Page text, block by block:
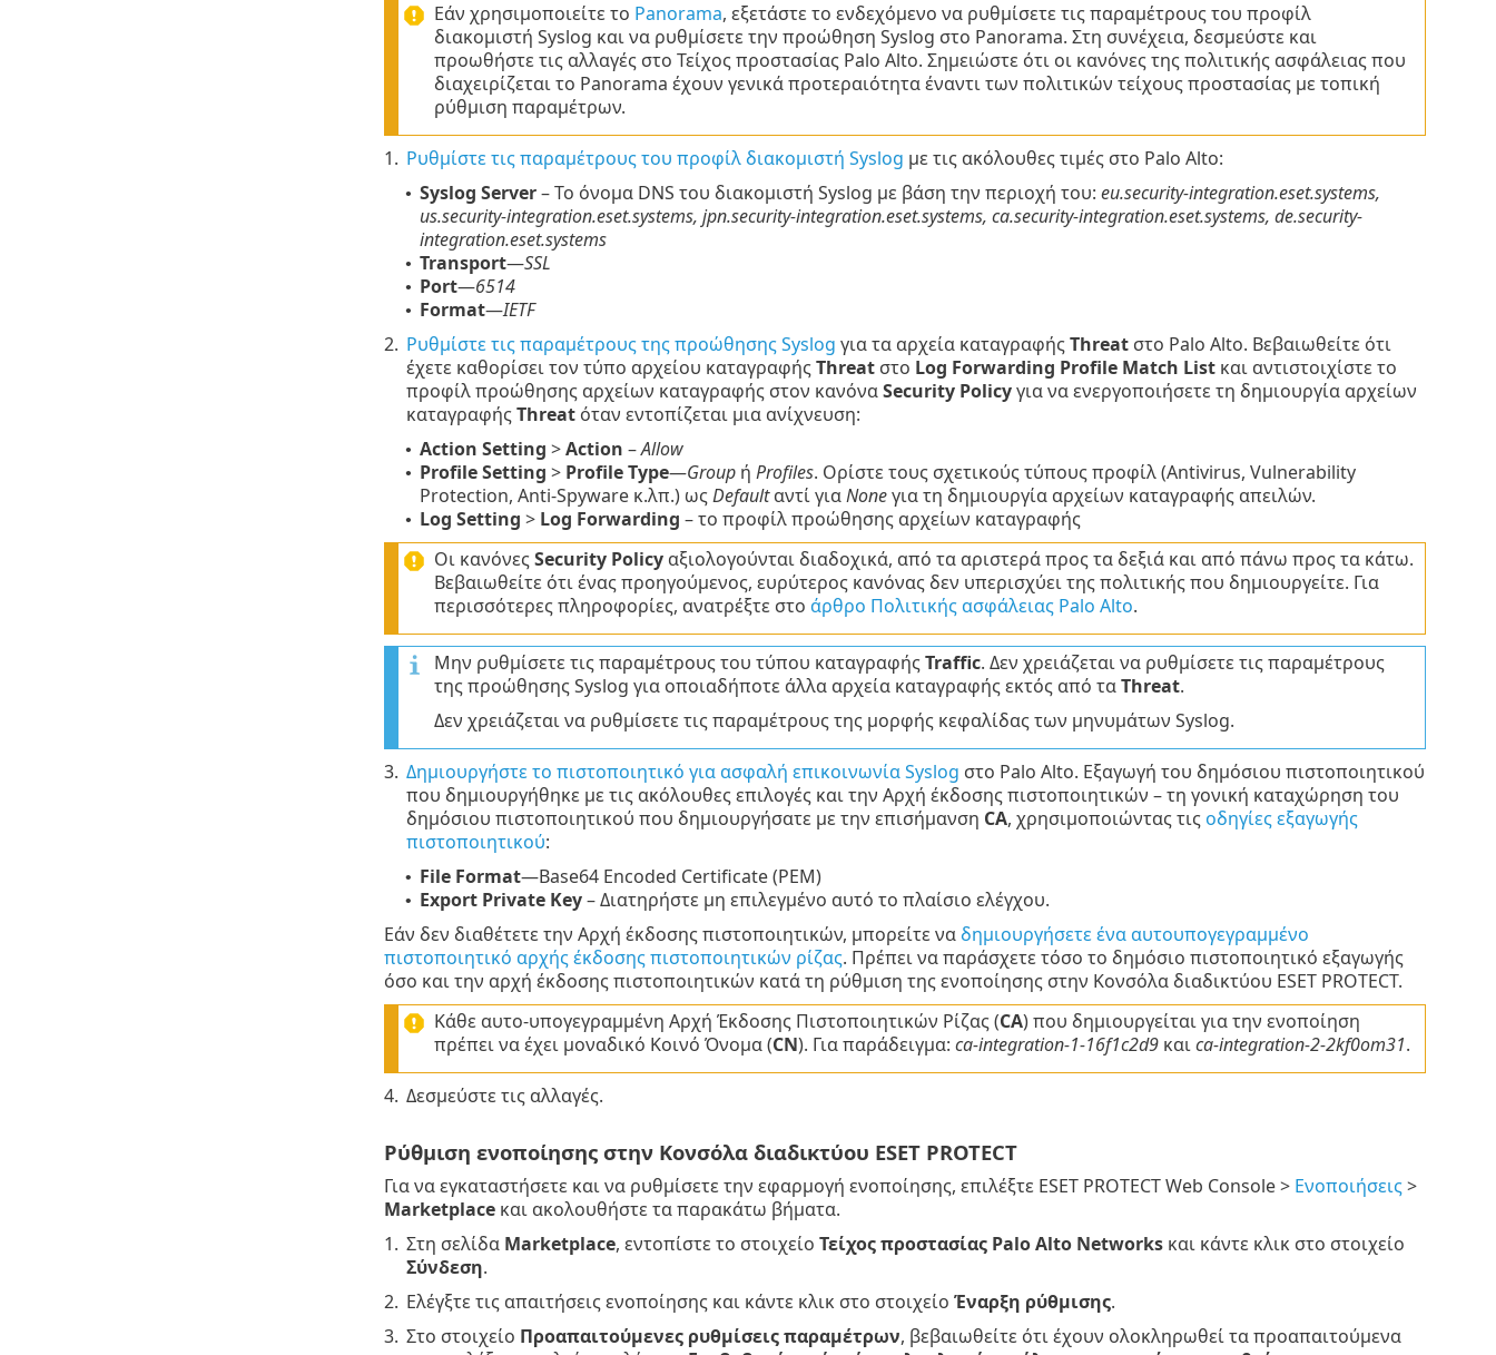
Εάν χρησιμοποιείτε το Panorama, εξετάστε το ενδεχόμενο να ρυθμίσετε τις παραμέτρους του προφίλ
διακομιστή Syslog και να ρυθμίσετε την προώθηση Syslog στο Panorama. Στη συνέχεια, δεσμεύστε και
προωθήστε τις αλλαγές στο Τείχος προστασίας Palo Alto. Σημειώστε ότι οι κανόνες της πολιτικής ασφάλειας που
διαχειρίζεται το Panorama έχουν γενικά προτεραιότητα έναντι των πολιτικών τείχους προστασίας με τοπική
ρύθμιση παραμέτρων.
1. Ρυθμίστε τις παραμέτρους του προφίλ διακομιστή Syslog με τις ακόλουθες τιμές στο Palo Alto:
• Syslog Server– Το όνομα DNS του διακομιστή Syslog με βάση την περιοχή του: eu.security-integration.eset.systems,
us.security-integration.eset.systems, jpn.security-integration.eset.systems, ca.security-integration.eset.systems, de.security-
integration.eset.systems
• Transport—SSL
• Port—6514
• Format—IETF
2. Ρυθμίστε τις παραμέτρους της προώθησης Syslog για τα αρχεία καταγραφήςThreatστο Palo Alto. Βεβαιωθείτε ότι
έχετε καθορίσει τον τύπο αρχείου καταγραφήςThreatστο Log Forwarding Profile Match Listκαι αντιστοιχίστε το
προφίλ προώθησης αρχείων καταγραφής στον κανόναSecurity Policyγια να ενεργοποιήσετε τη δημιουργία αρχείων
καταγραφήςThreatόταν εντοπίζεται μια ανίχνευση:
• Action Setting >Action –Allow
• Profile Setting > Profile Type—Groupή Profiles. Ορίστε τους σχετικούς τύπους προφίλ (Antivirus, Vulnerability
Protection, Anti-Spyware κ.λπ.) ωςDefaultαντί γιαNoneγια τη δημιουργία αρχείων καταγραφής απειλών.
• Log Setting > Log Forwarding – το προφίλ προώθησης αρχείων καταγραφής
Οι κανόνεςSecurity Policyαξιολογούνται διαδοχικά, από τα αριστερά προς τα δεξιά και από πάνω προς τα κάτω.
Βεβαιωθείτε ότι ένας προηγούμενος, ευρύτερος κανόνας δεν υπερισχύει της πολιτικής που δημιουργείτε. Για
περισσότερες πληροφορίες, ανατρέξτε στο άρθρο Πολιτικής ασφάλειας Palo Alto.
Μην ρυθμίσετε τις παραμέτρους του τύπου καταγραφήςTraffic. Δεν χρειάζεται να ρυθμίσετε τις παραμέτρους
της προώθησης Syslog για οποιαδήποτε άλλα αρχεία καταγραφής εκτός από ταThreat.
Δεν χρειάζεται να ρυθμίσετε τις παραμέτρους της μορφής κεφαλίδας των μηνυμάτων Syslog.
3. Δημιουργήστε το πιστοποιητικό για ασφαλή επικοινωνία Syslog στο Palo Alto. Εξαγωγή του δημόσιου πιστοποιητικού
που δημιουργήθηκε με τις ακόλουθες επιλογές και την Αρχή έκδοσης πιστοποιητικών – τη γονική καταχώρηση του
δημόσιου πιστοποιητικού που δημιουργήσατε με την επισήμανση CA, χρησιμοποιώντας τιςοδηγίες εξαγωγής
πιστοποιητικού:
• File Format—Base64 Encoded Certificate (PEM)
• Export Private Key– Διατηρήστε μη επιλεγμένο αυτό το πλαίσιο ελέγχου.
Εάν δεν διαθέτετε την Αρχή έκδοσης πιστοποιητικών, μπορείτε ναδημιουργήσετε ένα αυτουπογεγραμμένο
πιστοποιητικό αρχής έκδοσης πιστοποιητικών ρίζας. Πρέπει να παράσχετε τόσο το δημόσιο πιστοποιητικό εξαγωγής
όσο και την αρχή έκδοσης πιστοποιητικών κατά τη ρύθμιση της ενοποίησης στην Κονσόλα διαδικτύου ESET PROTECT.
Κάθε αυτο-υπογεγραμμένη Αρχή Έκδοσης Πιστοποιητικών Ρίζας (CA) που δημιουργείται για την ενοποίηση
πρέπει να έχει μοναδικό Κοινό Όνομα (CN). Για παράδειγμα: ca-integration-1-16f1c2d9καιca-integration-2-2kf0om31.
4. Δεσμεύστε τις αλλαγές.
Ρύθμιση ενοποίησης στην Κονσόλα διαδικτύου ESET PROTECT
Για να εγκαταστήσετε και να ρυθμίσετε την εφαρμογή ενοποίησης, επιλέξτε ESET PROTECT Web Console > Ενοποιήσεις>
Marketplaceκαι ακολουθήστε τα παρακάτω βήματα.
1. Στη σελίδα Marketplace, εντοπίστε το στοιχείο Τείχος προστασίας Palo Alto Networksκαι κάντε κλικ στο στοιχείο
Σύνδεση.
2. Ελέγξτε τις απαιτήσεις ενοποίησης και κάντε κλικ στο στοιχείο Έναρξη ρύθμισης.
3. Στο στοιχείο Προαπαιτούμενες ρυθμίσεις παραμέτρων, βεβαιωθείτε ότι έχουν ολοκληρωθεί τα προαπαιτούμενα